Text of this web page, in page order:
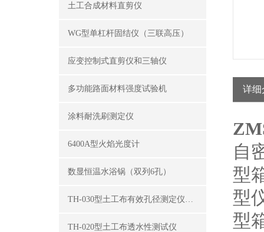
土工合成材料直剪仪
WG型单杠杆固结仪（三联高压）
应变控制式直剪仪和三轴仪
多功能路面材料强度试验机
涂料耐洗刷测定仪
6400A型火焰光度计
数显恒温水浴锅（双列6孔）
TH-030型土工布有效孔径测定仪（湿筛法）
TH-020型土工布透水性测试仪
详细
自
型
型
型